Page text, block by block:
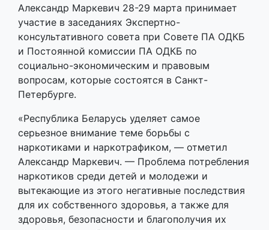
Александр Маркевич 28-29 марта принимает
участие в заседаниях Экспертно-
консультативного совета при Совете ПА ОДКБ
и Постоянной комиссии ПА ОДКБ по
социально-экономическим и правовым
вопросам, которые состоятся в Санкт-
Петербурге.
«Республика Беларусь уделяет самое
серьезное внимание теме борьбы с
наркотиками и наркотрафиком, — отметил
Александр Маркевич. — Проблема потребления
наркотиков среди детей и молодежи и
вытекающие из этого негативные последствия
для их собственного здоровья, а также для
здоровья, безопасности и благополучия их